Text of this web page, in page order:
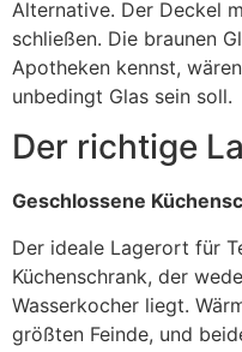
Alternative. Der Deckel
schließen. Die braunen
Apotheken kennst,
unbedingt Glas sein soll.
Der richtige
Geschlossene
Der ideale Lagerort für
Küchenschrank, der
Wasserkocher liegt.
größten Feinde, und